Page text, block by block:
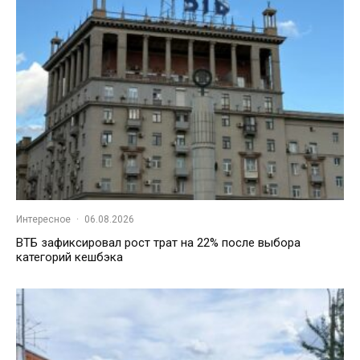
Интересное · 06.08.2026
ВТБ зафиксировал рост трат на 22% после выбора
категорий кешбэка